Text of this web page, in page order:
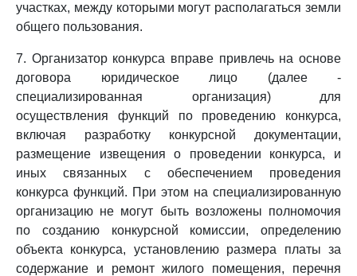
участках, между которыми могут располагаться земли
общего пользования.
7. Организатор конкурса вправе привлечь на основе
договора юридическое лицо (далее -
специализированная организация) для
осуществления функций по проведению конкурса,
включая разработку конкурсной документации,
размещение извещения о проведении конкурса, и
иных связанных с обеспечением проведения
конкурса функций. При этом на специализированную
организацию не могут быть возложены полномочия
по созданию конкурсной комиссии, определению
объекта конкурса, установлению размера платы за
содержание и ремонт жилого помещения, перечня